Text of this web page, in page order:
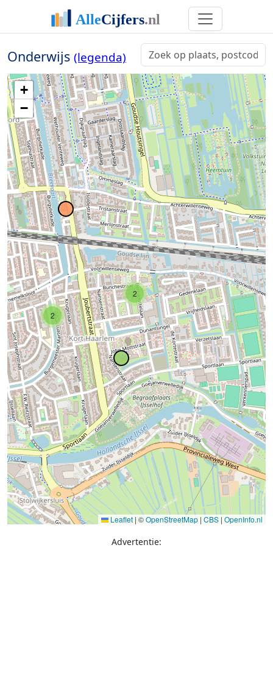
Onderwijs (legenda)
2
2
+
−
Leaflet | ©OpenStreetMap | CBS | OpenInfo.nl
Advertentie: